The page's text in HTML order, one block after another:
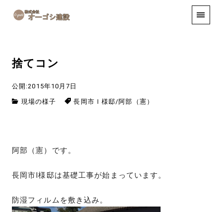
手しごと
捨てコン
公開:2015年10月7日
現場の様子 長岡市Ｉ様邸/阿部（憲）
阿部（憲）です。
長岡市I様邸は基礎工事が始まっています。
防湿フィルムを敷き込み。